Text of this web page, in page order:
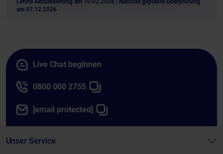
Letzte Aktualisierung am 10.02.2026
| Nächste geplante Überprüfung
am 07.12.2026
Live Chat beginnen
0800 000 2755
[email protected]
Unser Service